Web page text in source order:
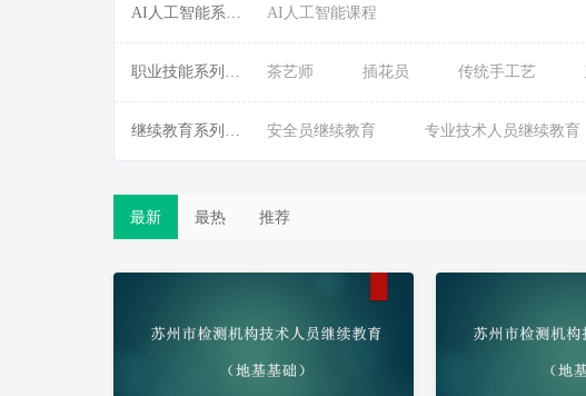
AI人工智能系列课程: AI人工智能课程
职业技能系列课程: 茶艺师 插花员 传统手工艺
继续教育系列课程: 安全员继续教育 专业技术人员继续教育
最新 最热 推荐